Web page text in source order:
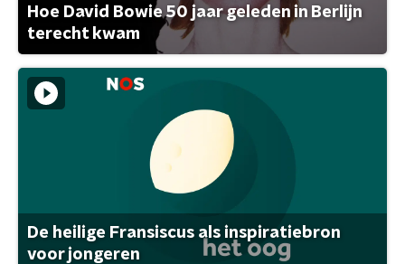
Hoe David Bowie 50 jaar geleden in Berlijn
terecht kwam
De heilige Fransiscus als inspiratiebron
voor jongeren